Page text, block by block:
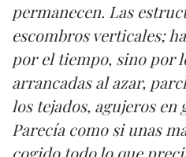
permanecen. Las
escombros verticales;
por el tiempo, sino por
arrancadas al azar,
los tejados, agujeros en
Parecía como si unas
cogido todo lo que